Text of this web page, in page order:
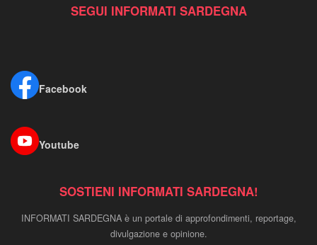
SEGUI INFORMATI SARDEGNA
Facebook
Youtube
SOSTIENI INFORMATI SARDEGNA!
INFORMATI SARDEGNA è un portale di approfondimenti, reportage,
divulgazione e opinione.